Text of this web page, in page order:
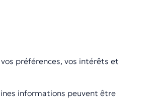
préférences, vos intérêts et
informations peuvent être